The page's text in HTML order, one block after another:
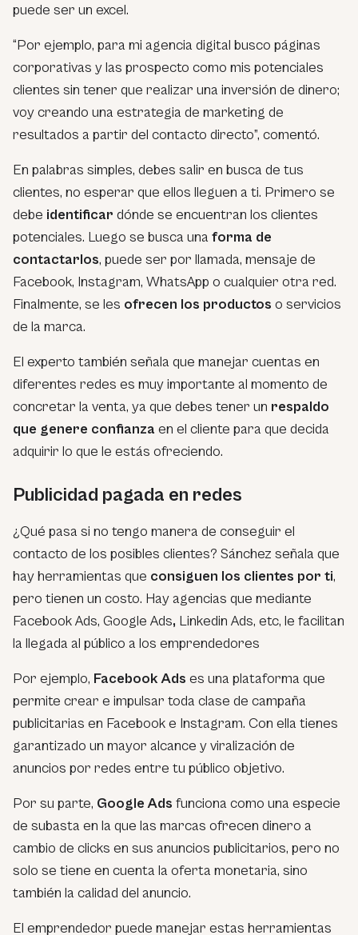
puede ser un excel.
“Por ejemplo, para mi agencia digital busco páginas
corporativas y las prospecto como mis potenciales
clientes sin tener que realizar una inversión de dinero;
voy creando una estrategia de marketing de
resultados a partir del contacto directo”, comentó.
En palabras simples, debes salir en busca de tus
clientes, no esperar que ellos lleguen a ti. Primero se
debe identificar dónde se encuentran los clientes
potenciales. Luego se busca una forma de
contactarlos, puede ser por llamada, mensaje de
Facebook, Instagram, WhatsApp o cualquier otra red.
Finalmente, se les ofrecen los productos o servicios
de la marca.
El experto también señala que manejar cuentas en
diferentes redes es muy importante al momento de
concretar la venta, ya que debes tener un respaldo
que genere confianza en el cliente para que decida
adquirir lo que le estás ofreciendo.
Publicidad pagada en redes
¿Qué pasa si no tengo manera de conseguir el
contacto de los posibles clientes? Sánchez señala que
hay herramientas que consiguen los clientes por ti,
pero tienen un costo. Hay agencias que mediante
Facebook Ads, Google Ads, Linkedin Ads, etc, le facilitan
la llegada al público a los emprendedores
Por ejemplo, Facebook Ads es una plataforma que
permite crear e impulsar toda clase de campaña
publicitarias en Facebook e Instagram. Con ella tienes
garantizado un mayor alcance y viralización de
anuncios por redes entre tu público objetivo.
Por su parte, Google Ads funciona como una especie
de subasta en la que las marcas ofrecen dinero a
cambio de clicks en sus anuncios publicitarios, pero no
solo se tiene en cuenta la oferta monetaria, sino
también la calidad del anuncio.
El emprendedor puede manejar estas herramientas